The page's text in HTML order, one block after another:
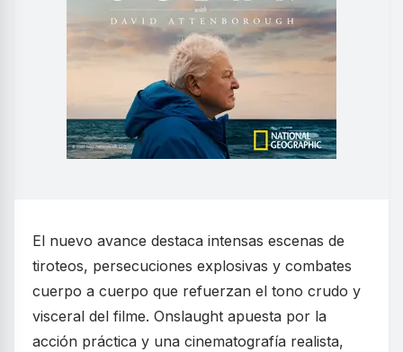
El nuevo avance destaca intensas escenas de
tiroteos, persecuciones explosivas y combates
cuerpo a cuerpo que refuerzan el tono crudo y
visceral del filme. Onslaught apuesta por la
acción práctica y una cinematografía realista,